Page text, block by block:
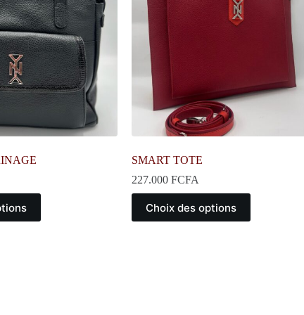
SMART TOTE
227.000 FCFA
Choix des options
Ce
produit
a